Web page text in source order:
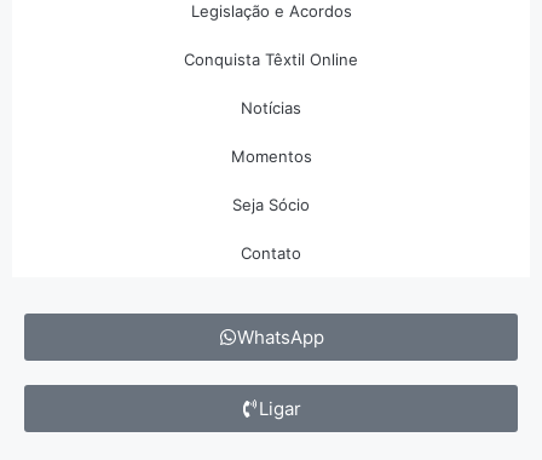
Legislação e Acordos
Conquista Têxtil Online
Notícias
Momentos
Seja Sócio
Contato
WhatsApp
Ligar